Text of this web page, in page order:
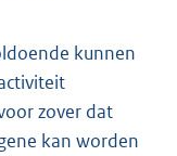
kunnen
zover dat
kan worden